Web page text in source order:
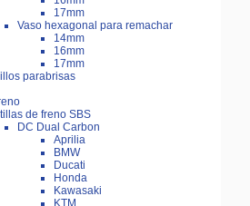
17mm
Vaso hexagonal para remachar
14mm
16mm
17mm
parabrisas
de freno SBS
DC Dual Carbon
Aprilia
BMW
Ducati
Honda
Kawasaki
KTM